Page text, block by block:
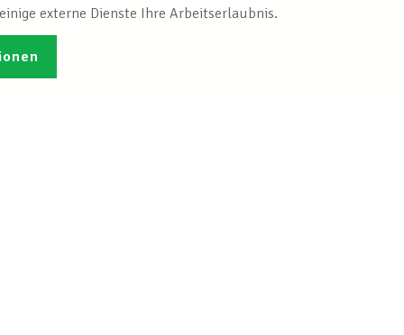
externe Dienste Ihre Arbeitserlaubnis.